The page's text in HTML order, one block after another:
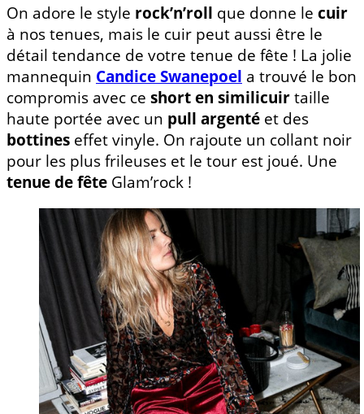
On adore le style rock’n’roll que donne le cuir
à nos tenues, mais le cuir peut aussi être le
détail tendance de votre tenue de fête ! La jolie
mannequin Candice Swanepoel a trouvé le bon
compromis avec ce short en similicuirtaille
haute portée avec un pull argenté et des
bottines effet vinyle. On rajoute un collant noir
pour les plus frileuses et le tour est joué. Une
tenue de fête Glam’rock !